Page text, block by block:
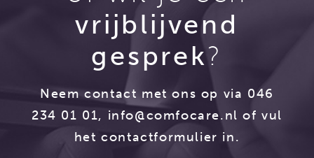
vrijblijvend
gesprek?
Neem contact met ons op via 046
234 01 01, info@comfocare.nl of vul
het contactformulier in.